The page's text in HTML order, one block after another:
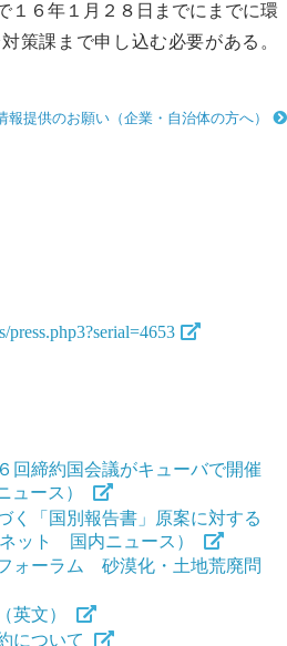
６年１月２８日までにまでに環
策課まで申し込む必要がある。
報提供のお願い（企業・自治体の方へ）
press.php3?serial=4653
回締約国会議がキューバで開催
ュース）
く「国別報告書」原案に対する
ット 国内ニュース）
ォーラム 砂漠化・土地荒廃問
英文）
について